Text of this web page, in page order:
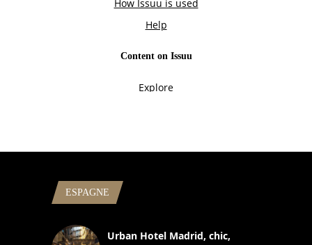
ESPAGNE
Urban Hotel Madrid, chic,